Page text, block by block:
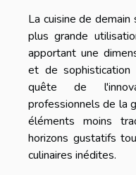
La cuisine de
plus grande
apportant une
et de
quête de
professionnels de la
éléments moins
horizons gustatifs
culinaires inédites.